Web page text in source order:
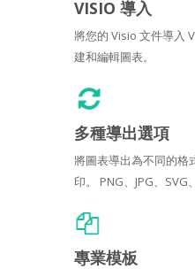
VISIO 導入
將您的 Visio 文件導入
建和編輯圖表。
多種導出選項
將圖表導出為不同的格
印。 PNG、JPG、SVG
專業模板